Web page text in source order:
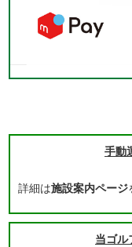
手動
詳細は施設案内ページ
当ゴル